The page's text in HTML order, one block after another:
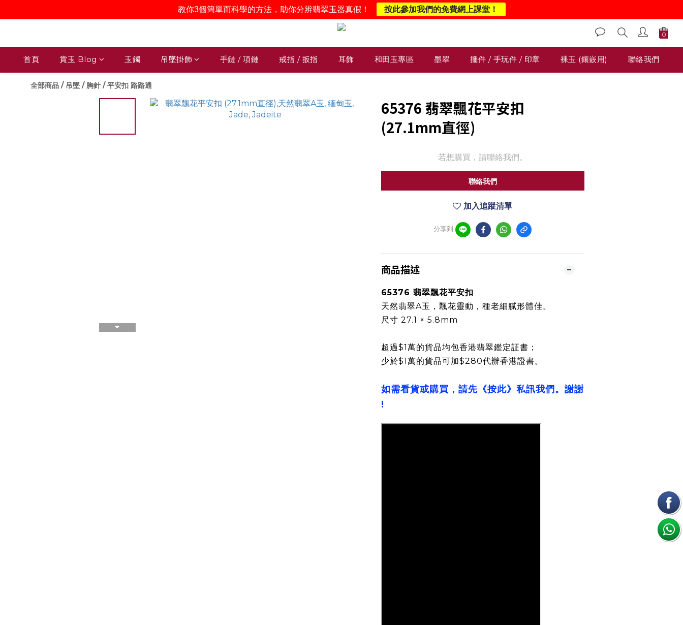
首頁 賞玉 Blog 玉鐲 吊墜掛飾 手鏈 / 項鏈 戒指 / 扳指 耳飾 和田玉專區 墨翠 擺件 / 手玩件 / 印章 裸玉 (鑲嵌用) 聯絡我們
全部商品 / 吊墜 / 胸針 /平安扣 路路通
65376 翡翠飄花平安扣
(27.1mm直徑)
若想購買，請聯絡我們。
聯絡我們
加入追蹤清單
分享到
商品描述
65376 翡翠飄花平安扣
天然翡翠A玉，飄花靈動，種老細膩形體佳。
尺寸 27.1 × 5.8mm
超過$1萬的貨品均包香港翡翠鑑定証書；
少於$1萬的貨品可加$280代辦香港證書。
如需看貨或購買，請先《按此》私訊我們。謝謝
!
教你3個簡單而科學的方法，助你分辨翡翠玉器真假！ 按此參加我們的免費網上課堂！